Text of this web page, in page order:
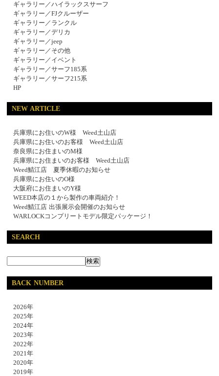
ギャラリー／ハイラックスサーフ
ギャラリー／FJクルーザー
ギャラリー／ランクル
ギャラリー／デリカ
ギャラリー／jeep
ギャラリー／その他
ギャラリー／イベント
ギャラリー／サーフ185系
ギャラリー／サーフ215系
HP
NEW ARTICLE
兵庫県にお住いのW様 Weed土山店
兵庫県にお住いのお客様 Weed土山店
奈良県にお住まいのM様
兵庫県にお住まいのお客様 Weed土山店
Weed鯖江店 夏季休暇のお知らせ
兵庫県にお住いのO様
大阪府にお住まいのY様
WEED本店の１から製作の車両紹介！
Weed鯖江店 出張展示会開催のお知らせ
WARLOCKコンプリートモデル限定パッケージ！
SEARCH
BACK NUMBER
2026年
2025年
2024年
2023年
2022年
2021年
2020年
2019年